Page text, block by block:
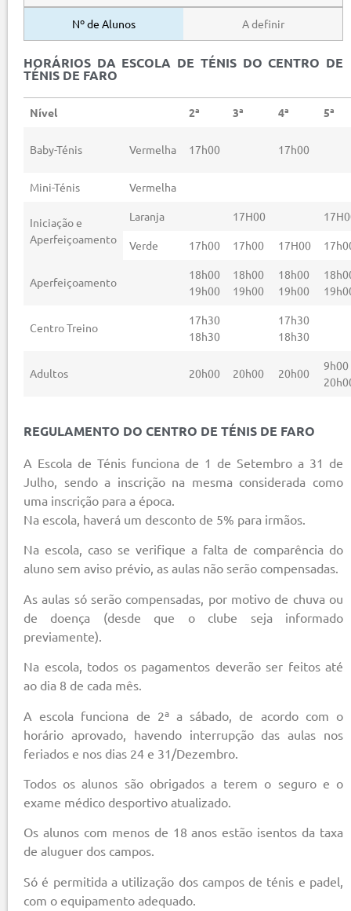
A definir
HORÁRIOS DA ESCOLA DE TÉNIS DO CENTRO DE
TÉNIS DE FARO
Nível 2ª 3ª 4ª 5ª
Baby-Ténis Vermelha 17h00 17h00
Mini-Ténis Vermelha
Iniciação e
Aperfeiçoamento
Laranja 17H00
Verde 17h00 17h00 17H00
Aperfeiçoamento
18h00
19h00
18h00
19h00
18h00
19h00
Centro Treino
17h30
18h30
17h30
18h30
Adultos 20h00 20h00 20h00
9h00
REGULAMENTO DO CENTRO DE TÉNIS DE FARO
A Escola de Ténis funciona de 1 de Setembro a 31 de
Julho, sendo a inscrição na mesma considerada como
uma inscrição para a época.
Na escola, haverá um desconto de 5% para irmãos.
Na escola, caso se verifique a falta de comparência do
aluno sem aviso prévio, as aulas não serão compensadas.
As aulas só serão compensadas, por motivo de chuva ou
de doença (desde que o clube seja informado
previamente).
Na escola, todos os pagamentos deverão ser feitos até
ao dia 8 de cada mês.
A escola funciona de 2ª a sábado, de acordo com o
horário aprovado, havendo interrupção das aulas nos
feriados e nos dias 24 e 31/Dezembro.
Todos os alunos são obrigados a terem o seguro e o
exame médico desportivo atualizado.
Os alunos com menos de 18 anos estão isentos da taxa
de aluguer dos campos.
Só é permitida a utilização dos campos de ténis e padel,
com o equipamento adequado.